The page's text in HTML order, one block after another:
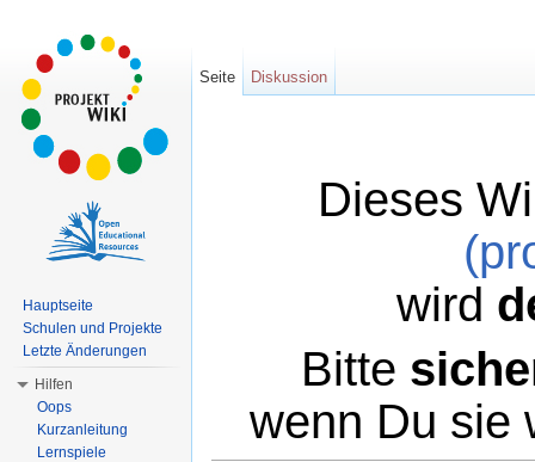
Dieses
wird
Bitte
wenn Du sie
Seite Diskussion
Hauptseite
Schulen und Projekte
Letzte Änderungen
Hilfen
Oops
Kurzanleitung
Lernspiele